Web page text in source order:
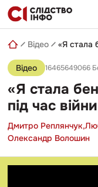
Skip
to
content
пошуковий
запит
Відео
Відео 16465649066
«Я стала
під час
Дмитро Реплянчук,
Олександр Волошин